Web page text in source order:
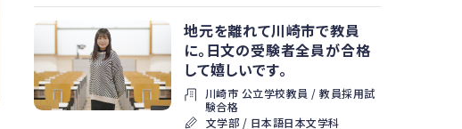
川崎市 公立学校教員 / 教員採用試
験合格
文学部 / 日本語日本文学科
地元を離れて川崎市で教員
に。日文の受験者全員が合格
して嬉しいです。